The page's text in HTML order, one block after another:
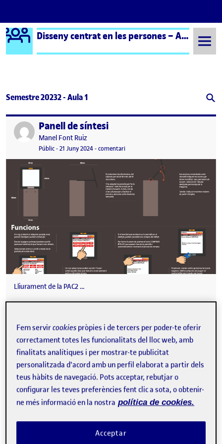
Saltar al contingut
Logo Ágora Disseny centrat en les persones – Aula 1
Semestre 20232 - Aula 1
Publicat perPanell de síntesi
Publicat per
Manel Font Ruiz
Visibilitat:
Públic-Data de publicació
21 Juny 2024-comentariel Panell de síntesi
Lliurament de la PAC2 …
Publicat perPràctica 2 · Panell de síntesi
Publicat per
Andrea Martinez Prieto
Visibilitat:
Públic-Data de publicació
19 Juny 202419 juny, 2024 12:27 pm
- comentariel Pràctica 2 · Panell de síntesi
Fem servircookies pròpies i de tercers per poder-te oferir
correctament totes les funcionalitats del lloc web, amb
finalitats analítiques i per mostrar-te publicitat
personalitzada d'acord amb un perfil elaborat a partir dels
teus hàbits de navegació. Pots acceptar, rebutjar o
configurar les teves preferències fent clic a sota, o obtenir-
ne més informació en la nostra política de cookies.
Acceptar